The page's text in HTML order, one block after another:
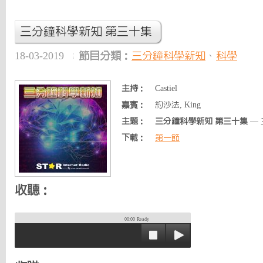
三分鐘科學新知 第三十集
18-03-2019 節目分類： 三分鐘科學新知 、 科學
主持：
Castiel
嘉賓：
約沙法, King
主題：
三分鐘科學新知 第三十集 —
下載：
第一節
收聽：
00:00 Ready